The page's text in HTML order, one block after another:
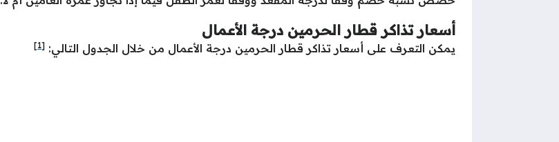
أسعار تذاكر قطار الحرمين درجة الأعمال
يمكن التعرف على أسعار تذاكر قطار الحرمين درجة الأعمال من خلال الجدول التالي: [1]